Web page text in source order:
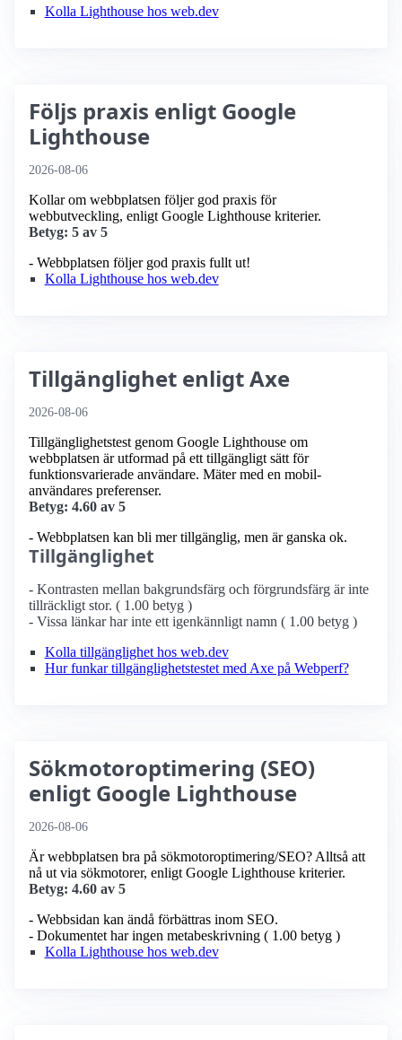
Kolla Lighthouse hos web.dev
Följs praxis enligt Google
Lighthouse
2026-08-06
Kollar om webbplatsen följer god praxis för
webbutveckling, enligt Google Lighthouse kriterier.
Betyg: 5 av 5
- Webbplatsen följer god praxis fullt ut!
Kolla Lighthouse hos web.dev
Tillgänglighet enligt Axe
2026-08-06
Tillgänglighetstest genom Google Lighthouse om
webbplatsen är utformad på ett tillgängligt sätt för
funktionsvarierade användare. Mäter med en mobil­
användares preferenser.
Betyg: 4.60 av 5
- Webbplatsen kan bli mer tillgänglig, men är ganska ok.
Tillgänglighet
- Kontrasten mellan bakgrundsfärg och förgrundsfärg är inte
tillräckligt stor. ( 1.00 betyg )
- Vissa länkar har inte ett igenkännligt namn ( 1.00 betyg )
Kolla tillgänglighet hos web.dev
Hur funkar tillgänglighetstestet med Axe på Webperf?
Sökmotoroptimering (SEO)
enligt Google Lighthouse
2026-08-06
Är webbplatsen bra på sökmotoroptimering/SEO? Alltså att
nå ut via sökmotorer, enligt Google Lighthouse kriterier.
Betyg: 4.60 av 5
- Webbsidan kan ändå förbättras inom SEO.
- Dokumentet har ingen metabeskrivning ( 1.00 betyg )
Kolla Lighthouse hos web.dev